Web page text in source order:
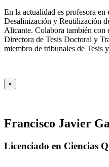
En la actualidad es profesora en
Desalinización y Reutilización
Alicante. Colabora también con
Directora de Tesis Doctoral y
miembro de tribunales de Tesis
×
Francisco Javier
Licenciado en Ciencias